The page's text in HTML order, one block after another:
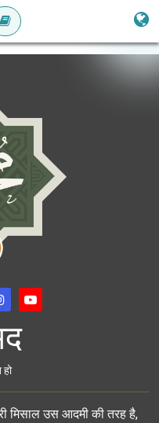
मिसाल उस आदमी की तरह है,